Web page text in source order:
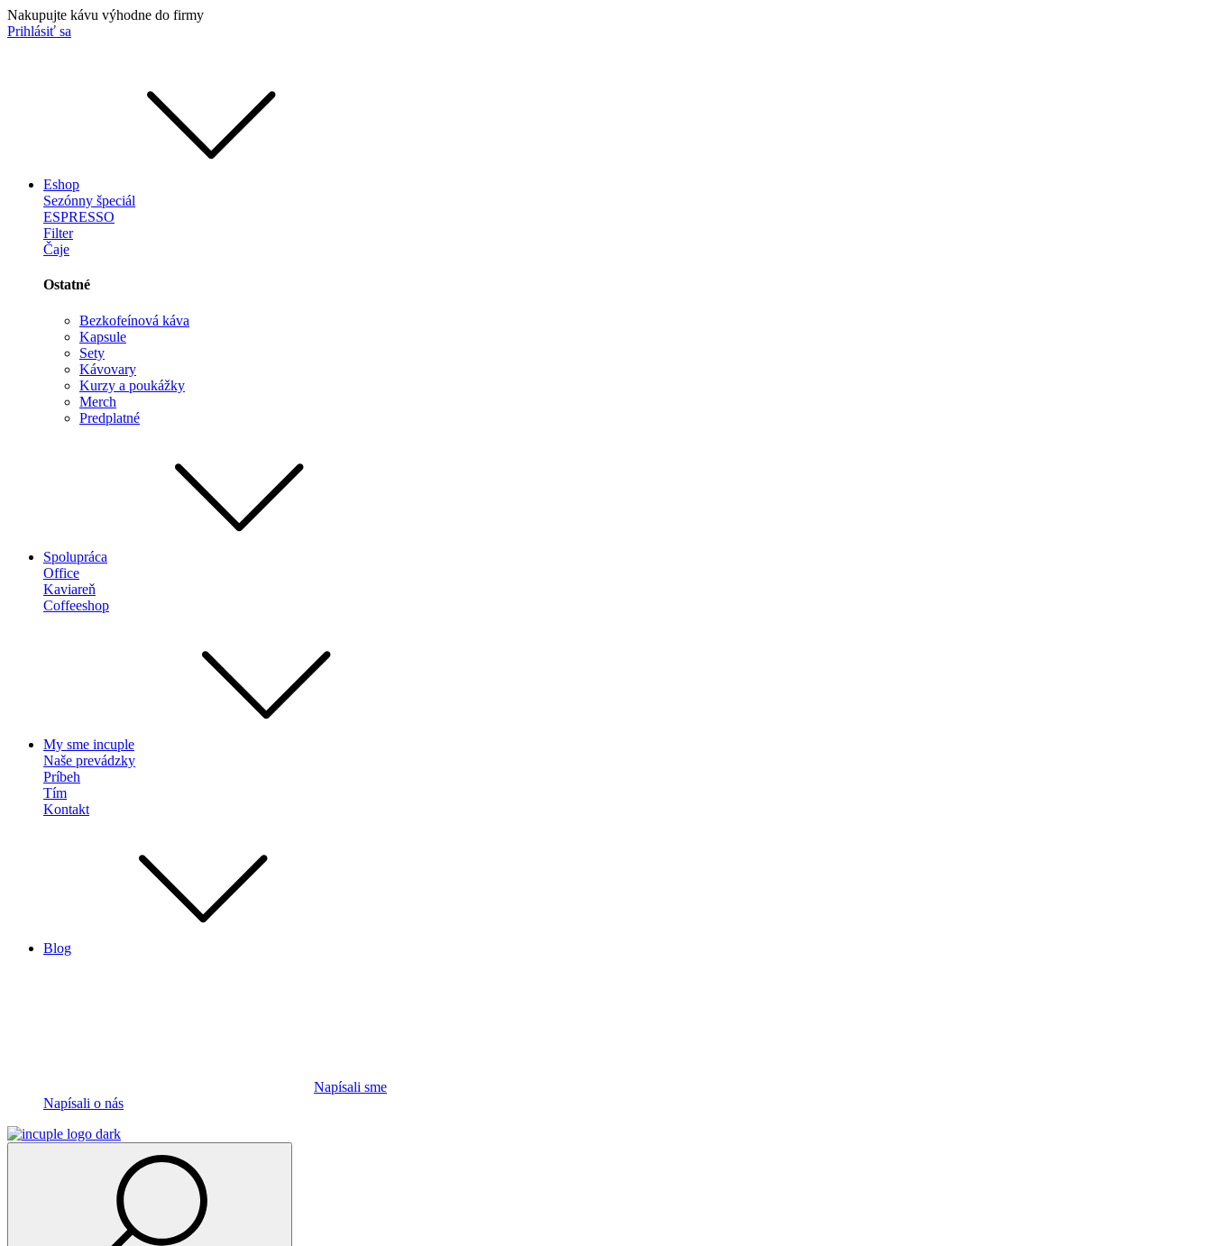
Nakupujte kávu výhodne do firmy
Prihlásiť sa
Eshop
Sezónny špeciál
ESPRESSO
Filter
Čaje
Ostatné
Bezkofeínová káva
Kapsule
Sety
Kávovary
Kurzy a poukážky
Merch
Predplatné
Spolupráca
Office
Kaviareň
Coffeeshop
My sme incuple
Naše prevádzky
Príbeh
Tím
Kontakt
Blog
Napísali sme
Napísali o nás